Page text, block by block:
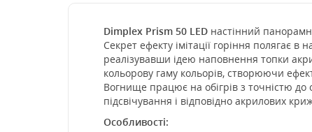
Dimplex Prism 50 LED настінний
Секрет ефекту імітації горіння полягає
реалізувавши ідею наповнення топки
кольорову гаму кольорів, створюючи
Вогнище працює на обігрів з точністю до
підсвічування і відповідно акрилових
Особливості: